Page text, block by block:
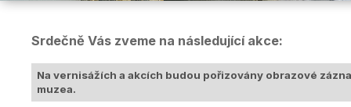
Srdečně Vás zveme na následující akce:
Na vernisážích a akcích budou pořizovány obrazové
muzea.